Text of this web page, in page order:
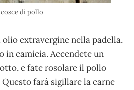
cosce di pollo
extravergine nella padella,
in camicia. Accendete un
e fate rosolare il pollo
Questo farà sigillare la carne